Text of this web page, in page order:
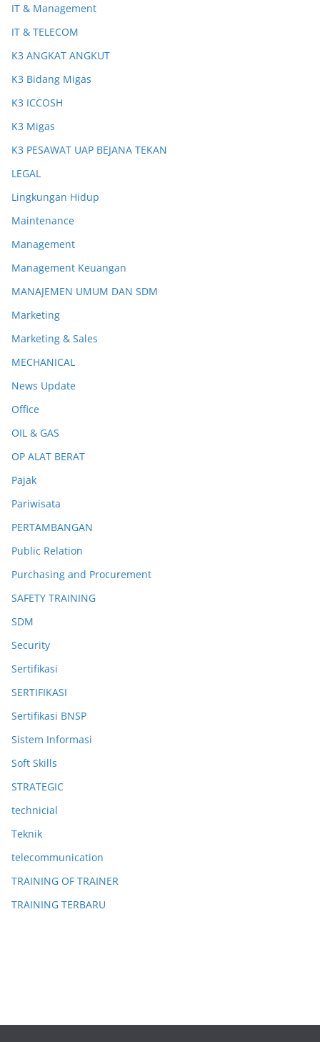
IT & Management
IT & TELECOM
K3 ANGKAT ANGKUT
K3 Bidang Migas
K3 ICCOSH
K3 Migas
K3 PESAWAT UAP BEJANA TEKAN
LEGAL
Lingkungan Hidup
Maintenance
Management
Management Keuangan
MANAJEMEN UMUM DAN SDM
Marketing
Marketing & Sales
MECHANICAL
News Update
Office
OIL & GAS
OP ALAT BERAT
Pajak
Pariwisata
PERTAMBANGAN
Public Relation
Purchasing and Procurement
SAFETY TRAINING
SDM
Security
Sertifikasi
SERTIFIKASI
Sertifikasi BNSP
Sistem Informasi
Soft Skills
STRATEGIC
technicial
Teknik
telecommunication
TRAINING OF TRAINER
TRAINING TERBARU